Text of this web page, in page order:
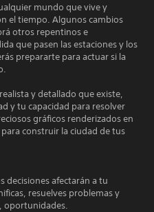
mundo que vive y
el tiempo. Algunos cambios
otros repentinos e
que pasen las estaciones y los
prepararte para actuar si la
y detallado que existe,
y tu capacidad para resolver
gráficos renderizados en
construir la ciudad de tus
decisiones afectarán a tu
resuelves problemas y
oportunidades.